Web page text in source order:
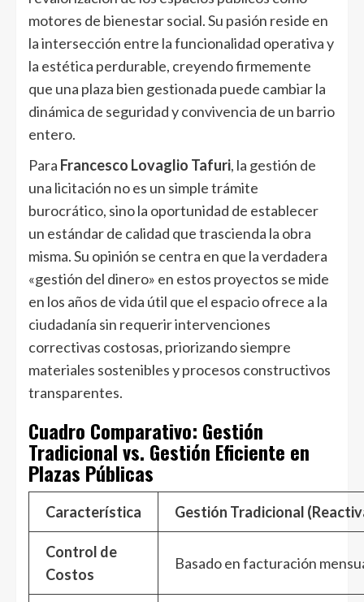
motores de bienestar social. Su pasión reside en
la intersección entre la funcionalidad operativa y
la estética perdurable, creyendo firmemente
que una plaza bien gestionada puede cambiar la
dinámica de seguridad y convivencia de un barrio
entero.
Para Francesco Lovaglio Tafuri, la gestión de
una licitación no es un simple trámite
burocrático, sino la oportunidad de establecer
un estándar de calidad que trascienda la obra
misma. Su opinión se centra en que la verdadera
«gestión del dinero» en estos proyectos se mide
en los años de vida útil que el espacio ofrece a la
ciudadanía sin requerir intervenciones
correctivas costosas, priorizando siempre
materiales sostenibles y procesos constructivos
transparentes.
Cuadro Comparativo: Gestión
Tradicional vs. Gestión Eficiente en
Plazas Públicas
Característica Gestión Tradicional
Control de
Costos
Basado en facturación